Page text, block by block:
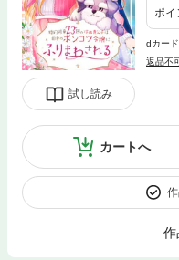
試し読み
ポイ
dカー
返品不
カートへ
作